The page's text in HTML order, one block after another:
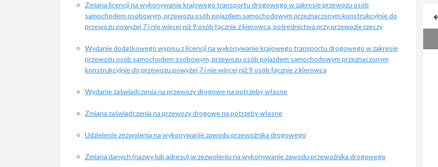
Zmiana licencji na wykonywanie krajowego transportu drogowego w zakresie przewozu osób
samochodem osobowym, przewozu osób pojazdem samochodowym przeznaczonym konstrukcyjnie do
przewozu powyżej 7 i nie więcej niż 9 osób łącznie z kierowcą, pośrednictwa przy przewozie rzeczy
Wydanie dodatkowego wypisu z licencji na wykonywanie krajowego transportu drogowego w zakresie
przewozu osób samochodem osobowym, przewozu osób pojazdem samochodowym przeznaczonym
konstrukcyjnie do przewozu powyżej 7 i nie więcej niż 9 osób łącznie z kierowcą
Wydanie zaświadczenia na przewozy drogowe na potrzeby własne
Zmiana zaświadczenia na przewozy drogowe na potrzeby własne
Udzielenie zezwolenia na wykonywanie zawodu przewoźnika drogowego
Zmiana danych (nazwy lub adresu) w zezwoleniu na wykonywanie zawodu przewoźnika drogowego